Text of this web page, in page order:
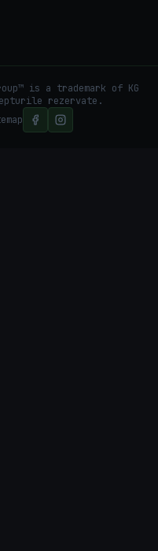
is a trademark of KG
rezervate.